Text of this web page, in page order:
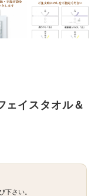
ェイスタオル＆
下さい。